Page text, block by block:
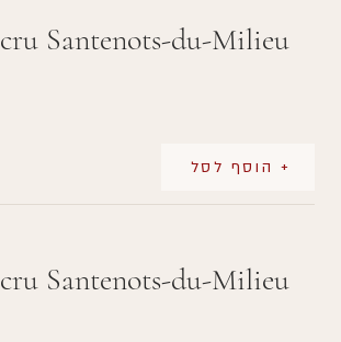
cru Santenots-du-Milieu
+ הוסף לסל
cru Santenots-du-Milieu